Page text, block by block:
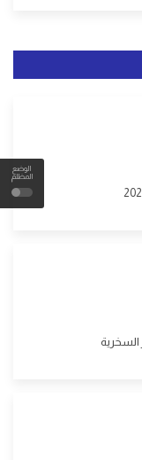
الوضع
المظلم
السخرية